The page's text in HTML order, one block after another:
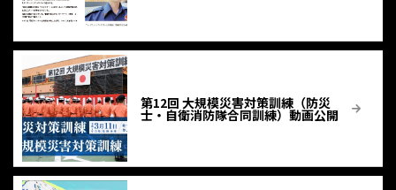
第12回 大規模災害対策訓練（防災
士・自衛消防隊合同訓練）動画公開